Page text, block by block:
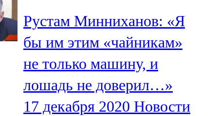
Яңа чишмә
107,0 FM
Яр Чаллы
105,5 FM
Рустам Минниханов: «Я
бы им этим «чайникам»
не только машину, и
лошадь не доверил…»
17 декабря 2020 Новости